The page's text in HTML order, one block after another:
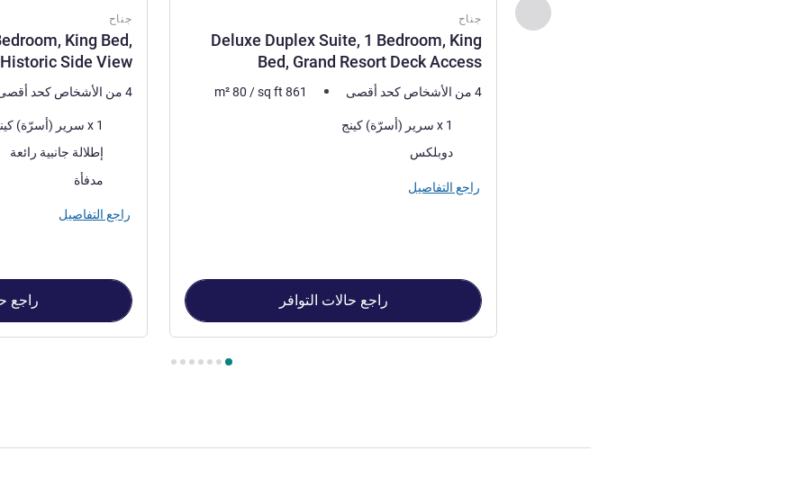
السابق - جناح
جناح
Deluxe Duplex Suite, 1 Bedroom, King
Bed, Grand Resort Deck Access
4 من الأشخاص كحد أقصى m²80 /sq ft 861
فرش السرير
1 x سرير (أسرّة) كينج
أكثر أماكن الإقامة:
دوبلكس
راجع التفاصيل
راجع حالات التوافر
جناح
King Bed,
Historic Side View
4 من الأشخاص كحد أقصى
فرش السرير
1 x سرير (أسرّة) كينج
المناظر:إطلالة جانبية رائعة
أكثر أماكن الإقامة:
مدفأة
راجع التفاصيل
راجع